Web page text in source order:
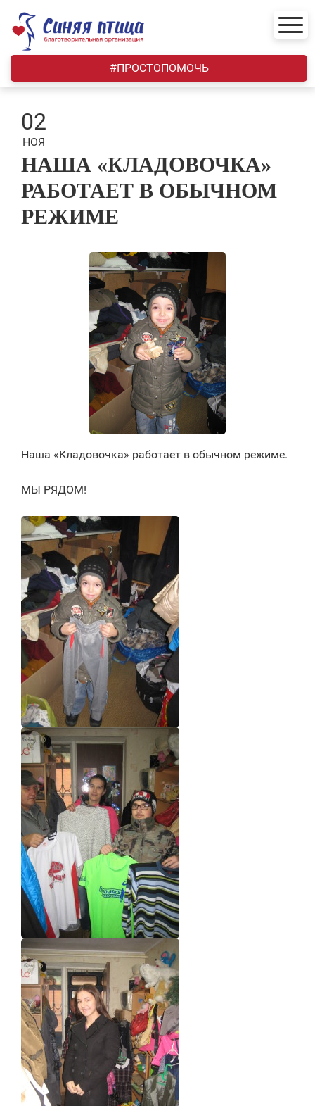
content
#ПРОСТОПОМОЧЬ
02
НОЯ
НАША «КЛАДОВОЧКА»
РАБОТАЕТ В ОБЫЧНОМ
РЕЖИМЕ
Наша «Кладовочка» работает в обычном режиме.
МЫ РЯДОМ!